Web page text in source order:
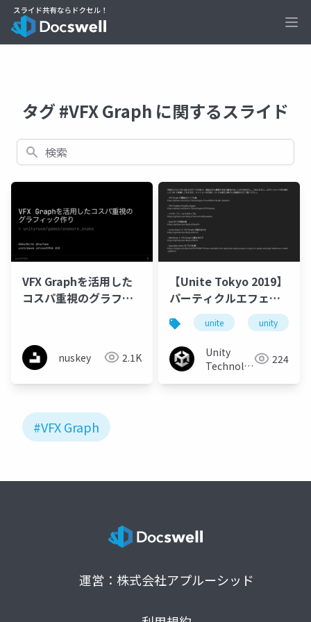
タグ #VFX Graph に関するスライド
検索
VFX Graphを活用した
コスパ重視のグラフィ
nuskey 2.1K
【Unite Tokyo 2019】
パーティクルエフェク
トが超進化する！
Visual Effect Graph の
基礎と応用
unite unity
Unity
Technologies 224
#VFX Graph
運営：株式会社アプルーシッド